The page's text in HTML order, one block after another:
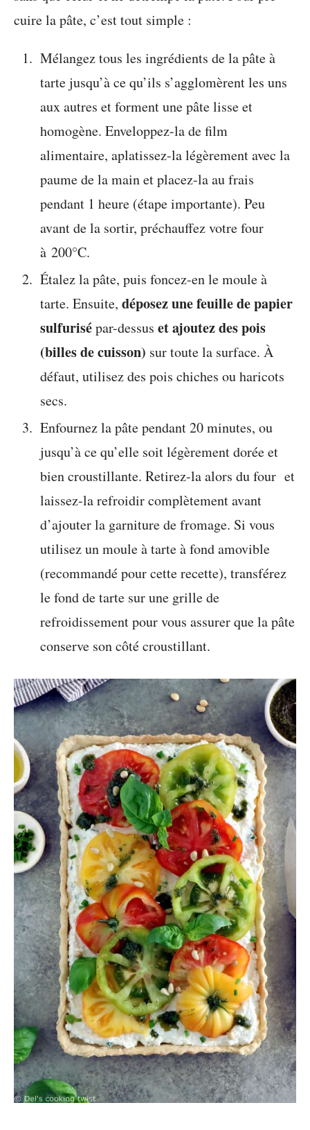
cuire la pâte, c’est tout simple :
Mélangez tous les ingrédients de la pâte à
tarte jusqu’à ce qu’ils s’agglomèrent les uns
aux autres et forment une pâte lisse et
homogène. Enveloppez-la de film
alimentaire, aplatissez-la légèrement avec la
paume de la main et placez-la au frais
pendant 1 heure (étape importante). Peu
avant de la sortir, préchauffez votre four
à 200°C.
Étalez la pâte, puis foncez-en le moule à
tarte. Ensuite,déposez une feuille de papier
sulfurisépar-dessuset ajoutez des pois
(billes de cuisson) sur toute la surface. À
défaut, utilisez des pois chiches ou haricots
secs.
Enfournez la pâte pendant 20 minutes, ou
jusqu’à ce qu’elle soit légèrement dorée et
bien croustillante. Retirez-la alors du four et
laissez-la refroidir complètement avant
d’ajouter la garniture de fromage. Si vous
utilisez un moule à tarte à fond amovible
(recommandé pour cette recette), transférez
le fond de tarte sur une grille de
refroidissement pour vous assurer que la pâte
conserve son côté croustillant.